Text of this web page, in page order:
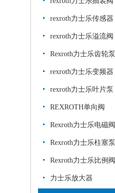
rexroth力士乐传感器
rexroth力士乐溢流阀
Rexroth力士乐齿轮泵
rexroth力士乐变频器
rexroth力士乐叶片泵
REXROTH单向阀
Rexroth力士乐电磁阀
Rexroth力士乐柱塞泵
Rexroth力士乐比例阀
力士乐放大器